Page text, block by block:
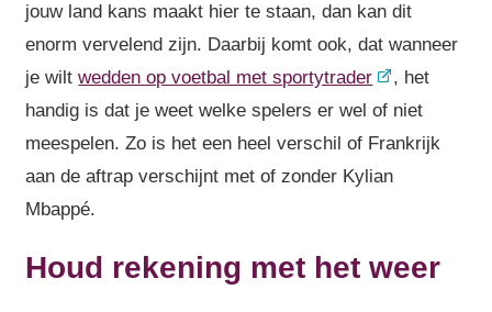
jouw land kans maakt hier te staan, dan kan dit
enorm vervelend zijn. Daarbij komt ook, dat wanneer
je wiltwedden op voetbal met sportytrader
, het
handig is dat je weet welke spelers er wel of niet
meespelen. Zo is het een heel verschil of Frankrijk
aan de aftrap verschijnt met of zonder Kylian
Mbappé.
Houd rekening met het weer